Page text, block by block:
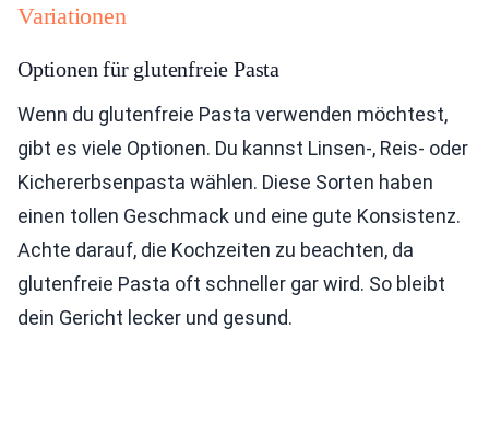
Variationen
Optionen für glutenfreie Pasta
Wenn du glutenfreie Pasta verwenden möchtest,
gibt es viele Optionen. Du kannst Linsen-, Reis- oder
Kichererbsenpasta wählen. Diese Sorten haben
einen tollen Geschmack und eine gute Konsistenz.
Achte darauf, die Kochzeiten zu beachten, da
glutenfreie Pasta oft schneller gar wird. So bleibt
dein Gericht lecker und gesund.